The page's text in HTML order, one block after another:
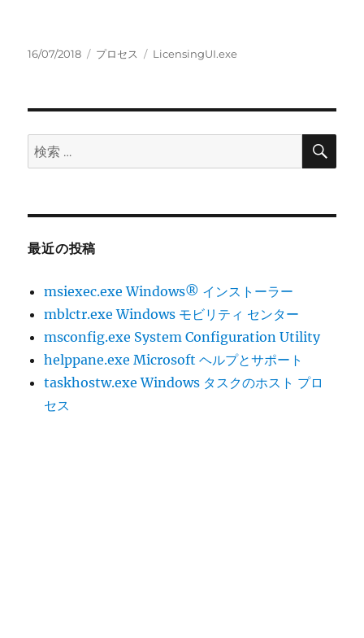
投
16/07/2018
カ
プロセス
タ
LicensingUI.exe
検
索:
検
最近の投稿
msiexec.exe Windows® インストーラー
mblctr.exe Windows モビリティ センター
msconfig.exe System Configuration Utility
helppane.exe Microsoft ヘルプとサポート
taskhostw.exe Windows タスクのホスト プロ
セス